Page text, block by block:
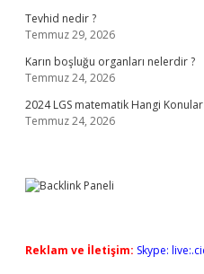
Tevhid nedir ?
Temmuz 29, 2026
Karın boşluğu organları nelerdir ?
Temmuz 24, 2026
2024 LGS matematik Hangi Konular
Temmuz 24, 2026
Reklam ve İletişim: Skype: